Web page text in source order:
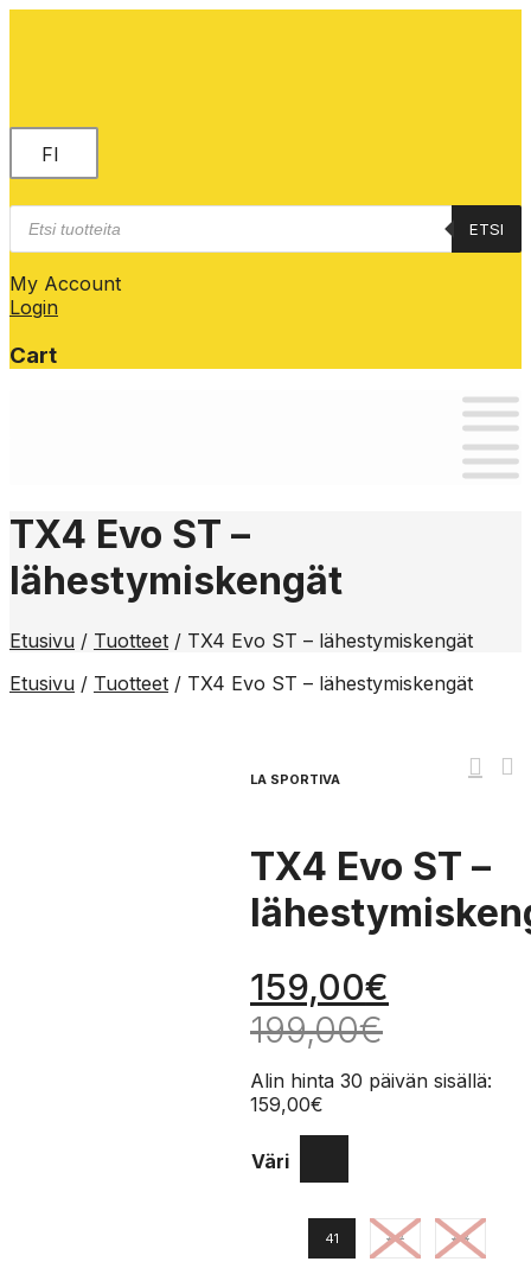
FI
Products
search
ETSI
My Account
Login
Cart
TX4 Evo ST –
lähestymiskengät
Etusivu / Tuotteet / TX4 Evo ST – lähestymiskengät
Etusivu / Tuotteet / TX4 Evo ST – lähestymiskengät
LA SPORTIVA
TX4 Evo ST –
159,00€
199,00€
Alin hinta 30 päivän sisällä:
159,00€
Väri
41 42 43